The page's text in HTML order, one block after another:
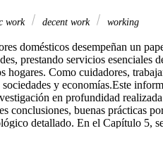
work decent work
working
domésticos desempeñan un
prestando servicios esenciales
hogares. Como cuidadores,
y economías.Este
en profundidad realizada
conclusiones, buenas prácticas
detallado. En el Capítulo 5,
y las organizaciones,